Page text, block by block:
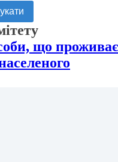
що проживає